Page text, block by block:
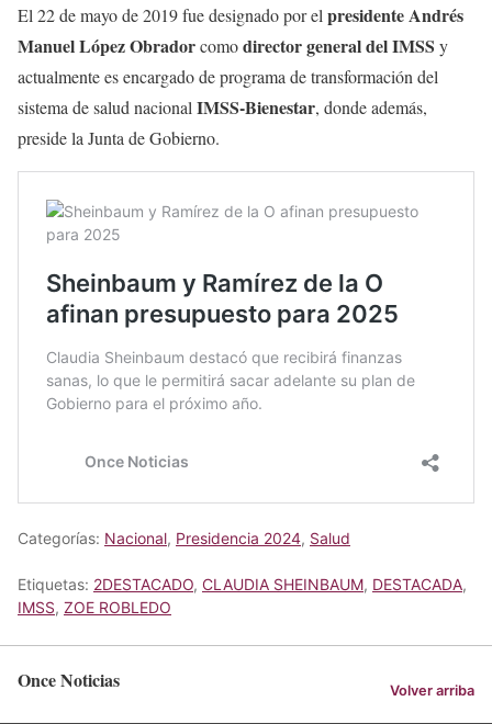
El 22 de mayo de 2019 fue designado por el presidente Andrés
Manuel López Obradorcomodirector general del IMSS y
actualmente es encargado de programa de transformación del
sistema de salud nacional IMSS-Bienestar, donde además,
preside la Junta de Gobierno.
Categorías: Nacional, Presidencia 2024, Salud
Etiquetas: 2DESTACADO, CLAUDIA SHEINBAUM, DESTACADA,
IMSS, ZOE ROBLEDO
Once Noticias Volver arriba